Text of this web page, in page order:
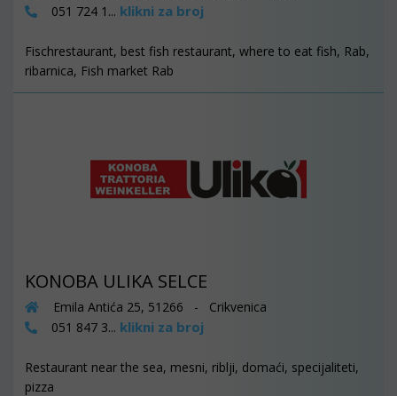
051 724 1... klikni za broj
Fischrestaurant, best fish restaurant, where to eat fish, Rab,
ribarnica, Fish market Rab
KONOBA ULIKA SELCE
Emila Antića 25, 51266 - Crikvenica
051 847 3... klikni za broj
Restaurant near the sea, mesni, riblji, domaći, specijaliteti,
pizza